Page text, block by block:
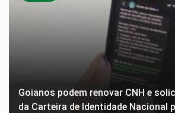
Goianos podem renovar CNH e
da Carteira de Identidade Nacional